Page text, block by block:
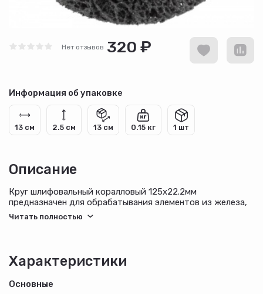
Нет отзывов 320 ₽
Информация об упаковке
13 см 2.5 см 13 см 0.15 кг 1 шт
Описание
Круг шлифовальный коралловый 125х22.2мм
предназначен для обрабатывания элементов из железа,
древесины, пластмассы. Основная рабочая зона – край
Низкий уровень шума.
Малый нагрев при шлифовании.
Характеристики
Основные